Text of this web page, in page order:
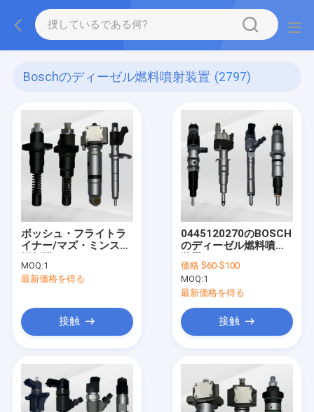
Boschのディーゼル燃料噴射装置 (2797)
ボッシュ・フライトラ
イナー/マズ・ミンスク
エンジン ディーゼル燃
料インジェクター
0280746902
A0280746902
MOQ:1
最新価格を得る
接触
0445120270のBOSCH
のディーゼル燃料噴射
価格:$60-$100
MOQ:1
最新価格を得る
接触